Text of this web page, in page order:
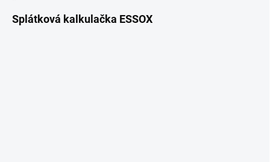
Splátková kalkulačka ESSOX